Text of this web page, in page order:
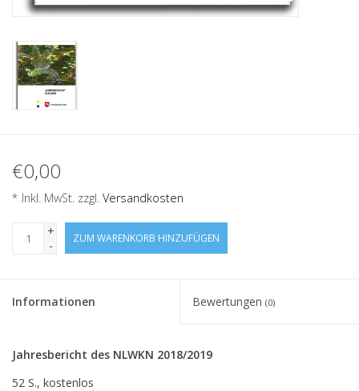
€0,00
* Inkl. MwSt. zzgl. Versandkosten
+
-
ZUM WARENKORB HINZUFÜGEN
Informationen Bewertungen (0)
Jahresbericht des NLWKN 2018/2019
52 S., kostenlos